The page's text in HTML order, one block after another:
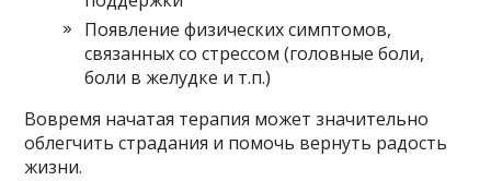
Появление физических симптомов,
связанных со стрессом (головные боли,
боли в желудке и т.п.)
Вовремя начатая терапия может значительно
облегчить страдания и помочь вернуть радость
жизни.